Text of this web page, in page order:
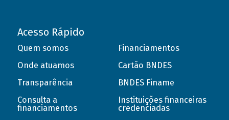
Acesso Rápido
Quem somos
Onde atuamos
Transparência
Consulta a
financiamentos
Financiamentos
Cartão BNDES
BNDES Finame
Instituições financeiras
credenciadas